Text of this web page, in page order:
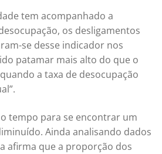
tem acompanhado a
os desligamentos
se desse indicador nos
patamar mais alto do que o
a taxa de desocupação
tempo para se encontrar um
Ainda analisando dados
afirma que a proporção dos